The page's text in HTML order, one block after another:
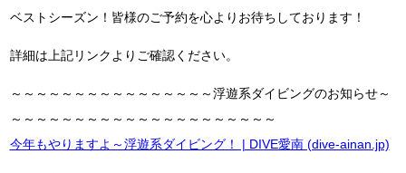
ベストシーズン！皆様のご予約を心よりお待ちしております！
詳細は上記リンクよりご確認ください。
～～～～～～～～～～～～～～～～浮遊系ダイビングのお知らせ～
～～～～～～～～～～～～～～～～～～～～～
今年もやりますよ～浮遊系ダイビング！ | DIVE愛南 (dive-ainan.jp)